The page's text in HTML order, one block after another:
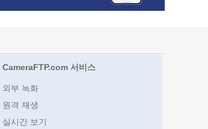
CameraFTP.com 서비스
외부 녹화
원격 재생
실시간 보기